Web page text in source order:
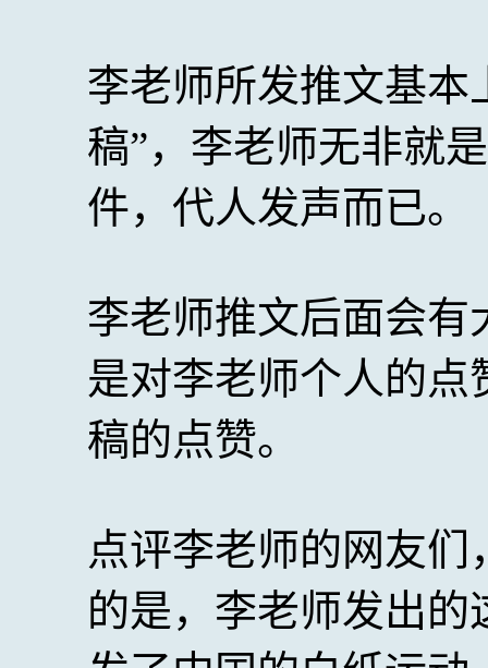
李老师所发推文基本
稿”，李老师无非就
件，代人发声而已。
李老师推文后面会
是对李老师个人的
稿的点赞。
点评李老师的网友
的是，李老师发出